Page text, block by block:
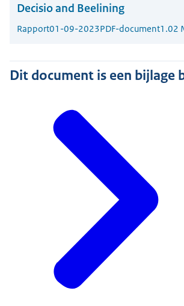
Decisio and Beelining
Rapport01-09-2023PDF-document1.02
Dit document is een bijlage